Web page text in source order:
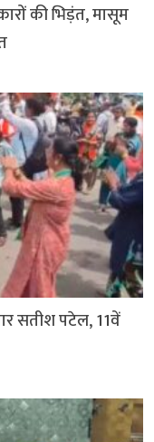
की भिड़ंत, मासूम
सतीश पटेल, 11वें